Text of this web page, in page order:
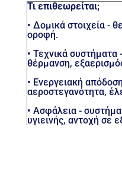
Τι επιθεωρείται;
• Δομικά στοιχεία -
οροφή.
• Τεχνικά συστήματα
θέρμανση,
• Ενεργειακή απόδοση
αεροστεγανότητα,
• Ασφάλεια -
υγιεινής, αντοχή σε